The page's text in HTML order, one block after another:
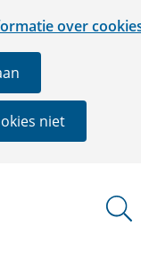
over
niet